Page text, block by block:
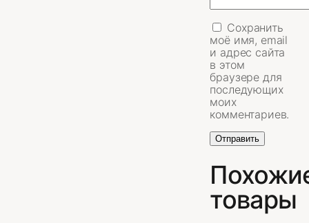
Сохранить
моё имя, email
и адрес сайта
в этом
браузере для
последующих
моих
комментариев.
товары